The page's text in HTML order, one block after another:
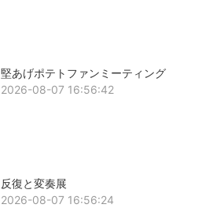
堅あげポテトファンミーティング
2026-08-07 16:56:42
反復と変奏展
2026-08-07 16:56:24